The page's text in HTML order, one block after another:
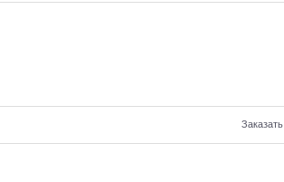
Заказать